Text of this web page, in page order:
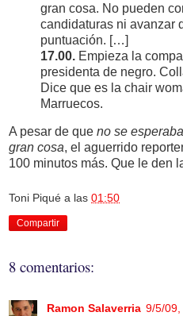
gran cosa. No pueden
candidaturas ni avanzar
puntuación. […]
17.00. Empieza la
presidenta de negro.
Dice que es la chair
Marruecos.
A pesar de que no se
gran cosa, el aguerrido
100 minutos más. Que le den
Toni Piqué a las 01:50
Compartir
8 comentarios:
Ramon Salaverria 9/5/09,